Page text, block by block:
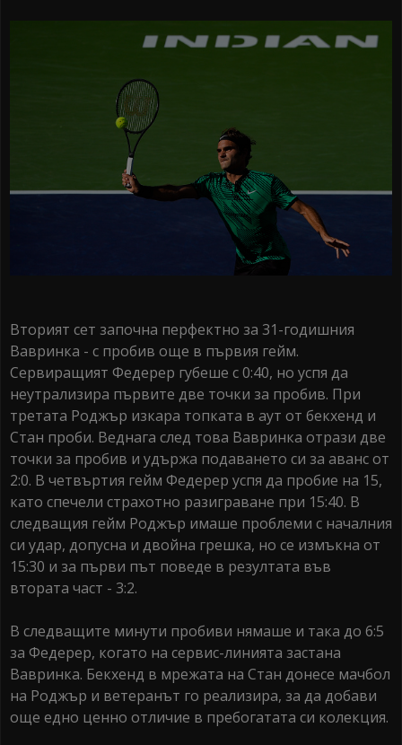
Вторият сет започна перфектно за 31-годишния
Вавринка - с пробив още в първия гейм.
Сервиращият Федерер губеше с 0:40, но успя да
неутрализира първите две точки за пробив. При
третата Роджър изкара топката в аут от бекхенд и
Стан проби. Веднага след това Вавринка отрази две
точки за пробив и удържа подаването си за аванс от
2:0. В четвъртия гейм Федерер успя да пробие на 15,
като спечели страхотно разиграване при 15:40. В
следващия гейм Роджър имаше проблеми с началния
си удар, допусна и двойна грешка, но се измъкна от
15:30 и за първи път поведе в резултата във
втората част - 3:2.
В следващите минути пробиви нямаше и така до 6:5
за Федерер, когато на сервис-линията застана
Вавринка. Бекхенд в мрежата на Стан донесе мачбол
на Роджър и ветеранът го реализира, за да добави
още едно ценно отличие в пребогатата си колекция.